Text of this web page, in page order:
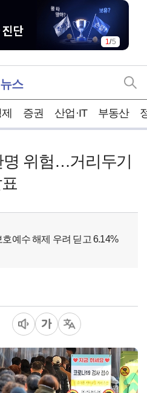
1/5
뉴스
증권 산업·IT 부동산
위험…거리두기
예수 해제 우려 딛고 6.14%